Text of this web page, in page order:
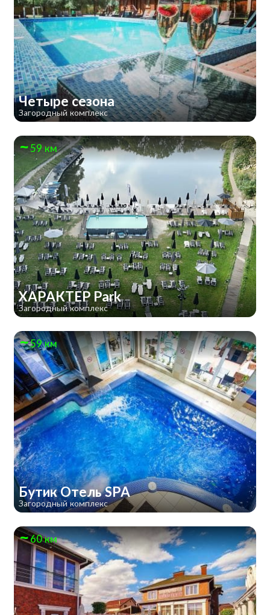
Четыре сезона
Загородный комплекс
59 км
ХАРАКТЕР Park
Загородный комплекс
59 км
Бутик Отель SPA
Загородный комплекс
60 км